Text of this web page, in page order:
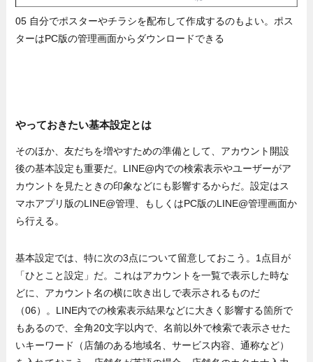
05 自分でポスターやチラシを配布して作成するのもよい。ポス
ターはPC版の管理画面からダウンロードできる
やっておきたい基本設定とは
そのほか、友だちを増やすための準備として、アカウント開設
後の基本設定も重要だ。LINE@内での検索表示やユーザーがア
カウントを見たときの印象などにも影響するからだ。設定はス
マホアプリ版のLINE@管理、もしくはPC版のLINE@管理画面か
ら行える。
基本設定では、特に次の3点について留意しておこう。1点目が
「ひとこと設定」だ。これはアカウントを一覧で表示した時な
どに、アカウント名の横に吹き出しで表示されるものだ
（06）。LINE内での検索表示結果などに大きく影響する箇所で
もあるので、全角20文字以内で、名前以外で検索で表示させた
いキーワード（店舗のある地域名、サービス内容、通称など）